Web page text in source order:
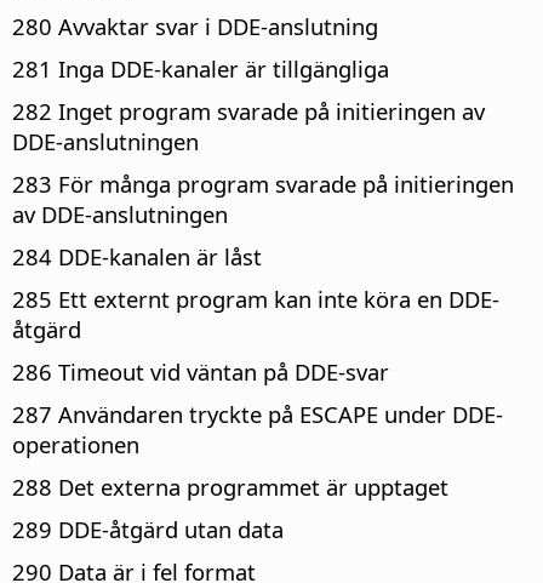
280 Avvaktar svar i DDE-anslutning
281 Inga DDE-kanaler är tillgängliga
282 Inget program svarade på initieringen av
DDE-anslutningen
283 För många program svarade på initieringen
av DDE-anslutningen
284 DDE-kanalen är låst
285 Ett externt program kan inte köra en DDE-
åtgärd
286 Timeout vid väntan på DDE-svar
287 Användaren tryckte på ESCAPE under DDE-
operationen
288 Det externa programmet är upptaget
289 DDE-åtgärd utan data
290 Data är i fel format